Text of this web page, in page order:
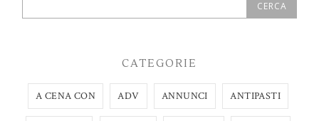
CATEGORIE
A CENA CON ADV ANNUNCI ANTIPASTI